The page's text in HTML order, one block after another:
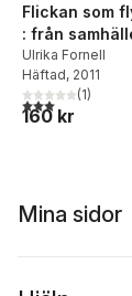
Flickan som
: från
vård till ett
Ulrika Fornell
Häftad, 2011
3,0utav 5(1)
160 kr
Mina sidor